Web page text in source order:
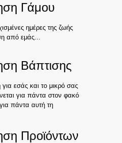
Γάμου
ημέρες της ζωής
από εμάς...
Βάπτισης
για εσάς και το μικρό σας
για πάντα στον φακό
πάντα αυτή τη
Προϊόντων